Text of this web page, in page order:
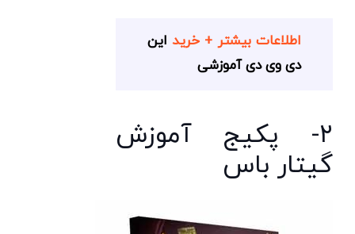
اطلاعات بیشتر + خرید این
دی وی دی آموزشی
۲- پکیج آموزش
گیتار باس